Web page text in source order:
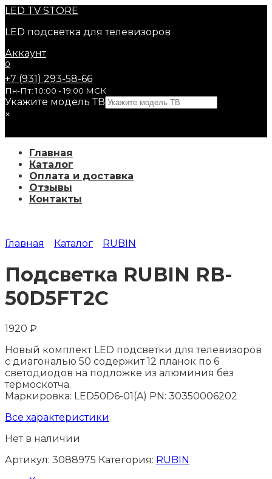
Перейти
содержанию
LED TV STORE
LED подсветка для телевизоров
Аккаунт
0
+7 (931) 293-58-66
Пн-Пт: 10:00 - 19:00 МСК
Укажите модель ТВ
×
Главная
Каталог
Оплата и доставка
Отзывы
Контакты
Главная Каталог RUBIN
Подсветка RUBIN RB-
50D5FT2C
1920 ₽
Новый комплект LED подсветки для телевизоров
с диагональю 50 содержит 12 планок по 6
светодиодов на подложке из алюминия без
термоскотча.
Маркировка: LED50D6-01(A) PN: 30350006202
Все характеристики
Нет в наличии
Артикул: 3088975 Категория: RUBIN